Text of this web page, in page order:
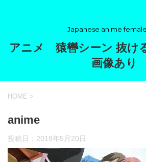
Japanese anime
アニメ 猿轡シーン 抜け
画像あり
HOME >
anime
投稿日： 2018年5月20日